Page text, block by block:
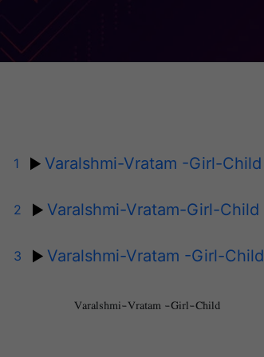
1 Varalshmi-Vratam -Girl-Child
2 Varalshmi-Vratam-Girl-Child
3 Varalshmi-Vratam -Girl-Child
Varalshmi-Vratam -Girl-Child